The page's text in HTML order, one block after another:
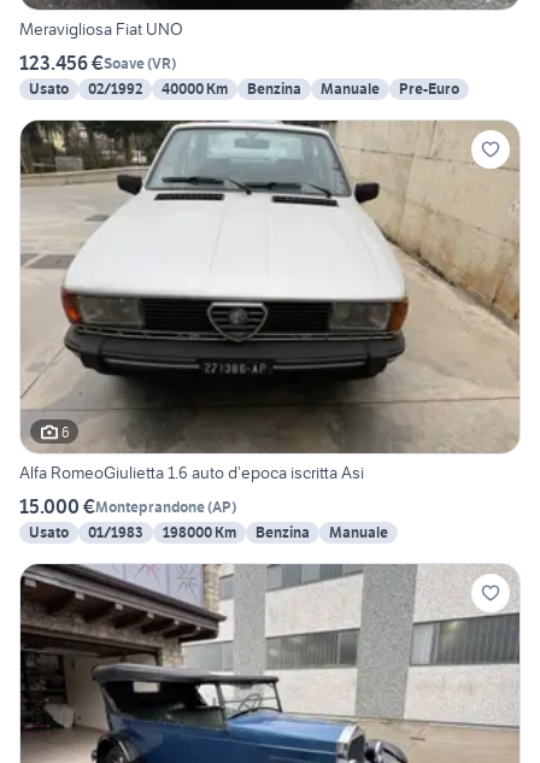
Meravigliosa Fiat UNO
123.456 €Soave(VR)
Usato
02/1992 40000 Km Benzina Manuale Pre-Euro
6
Alfa RomeoGiulietta 1.6 auto d’epoca iscritta Asi
15.000 €Monteprandone(AP)
Usato
01/1983 198000 Km Benzina Manuale